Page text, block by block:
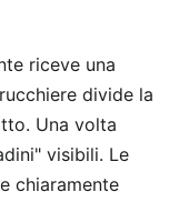
riceve una
divide la
Una volta
visibili. Le
chiaramente